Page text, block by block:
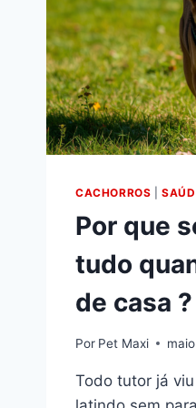
CACHORROS |
Por que
tudo
de casa ?
Por Pet Maxi
Todo tutor já